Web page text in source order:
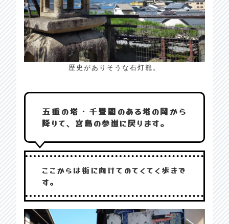
歴史がありそうな石灯籠。
五重の塔・千畳閣のある塔の岡から
降りて、宮島の参道に戻ります。
ここからは街に向けてのてくてく歩きで
す。